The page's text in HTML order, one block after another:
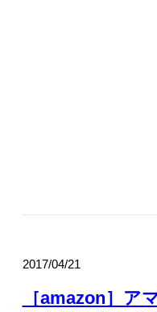
2017/04/21
［amazon］ア